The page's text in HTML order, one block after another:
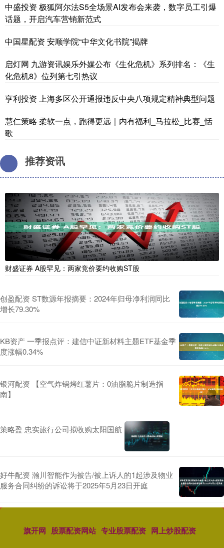
中盛投资 极狐阿尔法S5全场景AI发布会来袭，数字员工引爆
话题，开启汽车营销新范式
中国星配资 安顺学院“中华文化书院”揭牌
启灯网 九游资讯娱乐外媒公布《生化危机》系列排名：《生
化危机8》位列第七引热议
亨利投资 上海多区公开通报违反中央八项规定精神典型问题
慧仁策略 柔软一点，跑得更远｜内有福利_马拉松_比赛_恬
歌
推荐资讯
财盛证券 A股罕见：两家竞价要约收购ST股
创盈配资 ST数源年报摘要：2024年归母净利润同比
增长79.30%
KB资产 一季报点评：建信中证新材料主题ETF基金季
度涨幅0.34%
银河配资 【空气炸锅烤红薯片：0油脂脆片制造指
南】
策略盈 忠实旅行公司拟收购太阳国航
好牛配资 瀚川智能作为被告/被上诉人的1起涉及物业
服务合同纠纷的诉讼将于2025年5月23日开庭
旗开网 股票配资网站 专业股票配资 网上炒股配资